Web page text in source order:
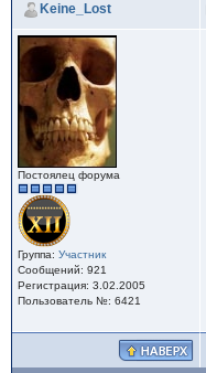
Keine_Lost
Постоялец форума
Группа: Участник
Сообщений: 921
Регистрация: 3.02.2005
Пользователь №: 6421